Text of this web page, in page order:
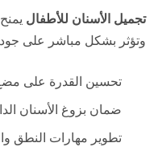
تجميل الأسنان للأطفال
وتؤثر بشكل مباشر على
تحسين القدرة على
ضمان بزوغ الأسنان
تطوير مهارات النطق